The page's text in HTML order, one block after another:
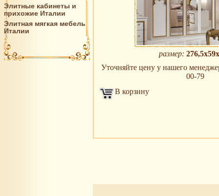
Элитные кабинеты и
прихожие Италии
Элитная мягкая мебель
Италии
размер:
Уточняйте цену у нашего
00-79
В корзину